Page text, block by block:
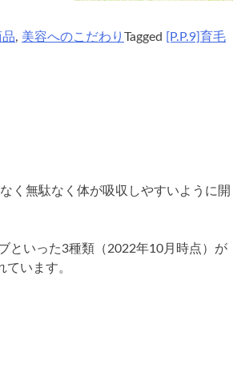
品, 美容へのこだわり Tagged [P.P.9]育毛
く無駄なく体が吸収しやすいように開
といった3種類（2022年10月時点）が
います。